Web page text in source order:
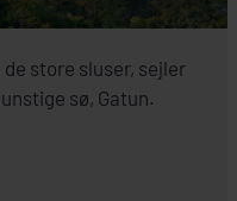
store sluser, sejler
sø, Gatun.